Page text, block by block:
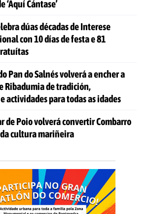
‘Aquí Cántase’
dúas décadas de Interese
con 10 días de festa e 81
Pan do Salnés volverá a encher a
Ribadumia de tradición,
actividades para todas as idades
de Poio volverá convertir Combarro
cultura mariñeira